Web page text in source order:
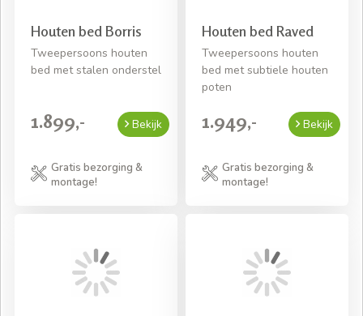
Houten bed Borris
Tweepersoons houten
bed met stalen onderstel
1.899,- Bekijk
Gratis bezorging &
montage!
Houten bed Raved
Tweepersoons houten
bed met subtiele houten
poten
1.949,- Bekijk
Gratis bezorging &
montage!